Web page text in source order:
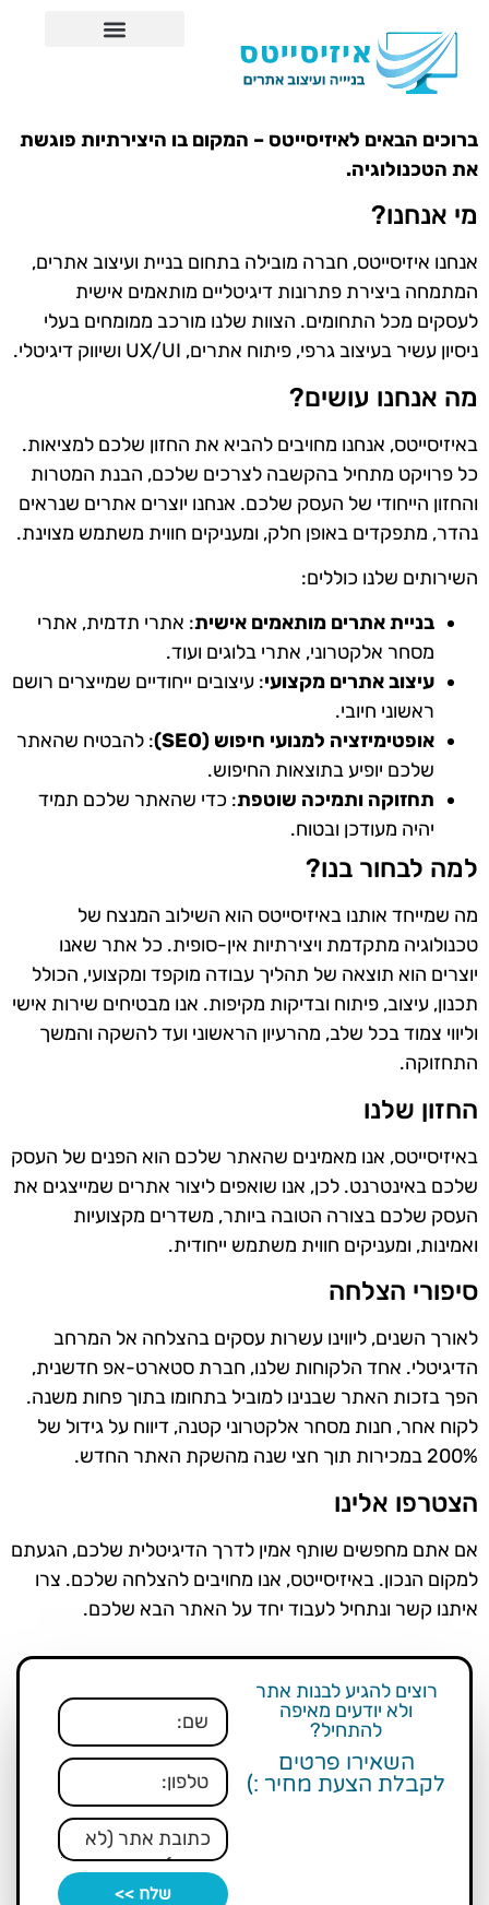
ברוכים הבאים לאיזיסייטס – המקום בו היצירתיות פוגשת
את הטכנולוגיה.
מי אנחנו?
אנחנו איזיסייטס, חברה מובילה בתחום בניית ועיצוב אתרים,
המתמחה ביצירת פתרונות דיגיטליים מותאמים אישית
לעסקים מכל התחומים. הצוות שלנו מורכב ממומחים בעלי
ניסיון עשיר בעיצוב גרפי, פיתוח אתרים, UX/UI ושיווק דיגיטלי.
מה אנחנו עושים?
באיזיסייטס, אנחנו מחויבים להביא את החזון שלכם למציאות.
כל פרויקט מתחיל בהקשבה לצרכים שלכם, הבנת המטרות
והחזון הייחודי של העסק שלכם. אנחנו יוצרים אתרים שנראים
נהדר, מתפקדים באופן חלק, ומעניקים חווית משתמש מצוינת.
השירותים שלנו כוללים:
בניית אתרים מותאמים אישית: אתרי תדמית, אתרי
מסחר אלקטרוני, אתרי בלוגים ועוד.
עיצוב אתרים מקצועי: עיצובים ייחודיים שמייצרים רושם
ראשוני חיובי.
אופטימיזציה למנועי חיפוש (SEO)
: להבטיח שהאתר
שלכם יופיע בתוצאות החיפוש.
תחזוקה ותמיכה שוטפת: כדי שהאתר שלכם תמיד
יהיה מעודכן ובטוח.
למה לבחור בנו?
מה שמייחד אותנו באיזיסייטס הוא השילוב המנצח של
טכנולוגיה מתקדמת ויצירתיות אין-סופית. כל אתר שאנו
יוצרים הוא תוצאה של תהליך עבודה מוקפד ומקצועי, הכולל
תכנון, עיצוב, פיתוח ובדיקות מקיפות. אנו מבטיחים שירות אישי
וליווי צמוד בכל שלב, מהרעיון הראשוני ועד להשקה והמשך
התחזוקה.
החזון שלנו
באיזיסייטס, אנו מאמינים שהאתר שלכם הוא הפנים של העסק
שלכם באינטרנט. לכן, אנו שואפים ליצור אתרים שמייצגים את
העסק שלכם בצורה הטובה ביותר, משדרים מקצועיות
ואמינות, ומעניקים חווית משתמש ייחודית.
סיפורי הצלחה
לאורך השנים, ליווינו עשרות עסקים בהצלחה אל המרחב
הדיגיטלי. אחד הלקוחות שלנו, חברת סטארט-אפ חדשנית,
הפך בזכות האתר שבנינו למוביל בתחומו בתוך פחות משנה.
לקוח אחר, חנות מסחר אלקטרוני קטנה, דיווח על גידול של
200% במכירות תוך חצי שנה מהשקת האתר החדש.
הצטרפו אלינו
אם אתם מחפשים שותף אמין לדרך הדיגיטלית שלכם, הגעתם
למקום הנכון. באיזיסייטס, אנו מחויבים להצלחה שלכם. צרו
איתנו קשר ונתחיל לעבוד יחד על האתר הבא שלכם.
רוצים להגיע לבנות אתר
ולא יודעים מאיפה
להתחיל?
השאירו פרטים
לקבלת הצעת מחיר :)
שלח >>